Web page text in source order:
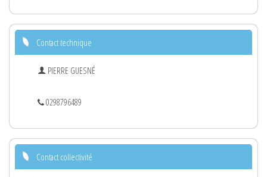
Contact technique
PIERRE GUESNÉ
0298796489
Contact collectivité